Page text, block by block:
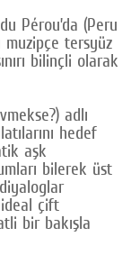
Pérou’da (Peru
muzipçe tersyüz
bilinçli olarak
adlı
hedef
aşk
bilerek üst
ideal çift
bir bakışla